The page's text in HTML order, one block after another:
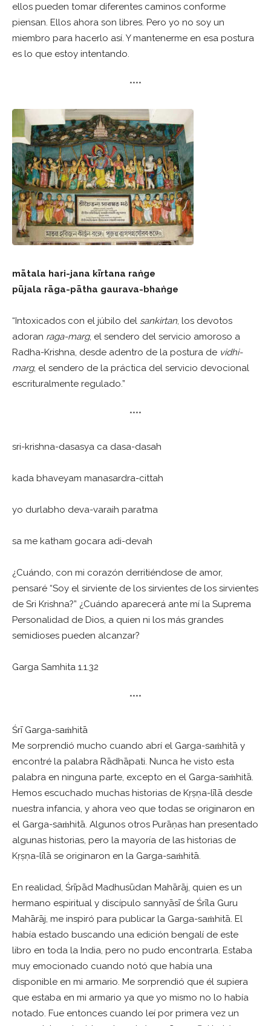
ellos pueden tomar diferentes caminos conforme
piensan. Ellos ahora son libres. Pero yo no soy un
miembro para hacerlo así. Y mantenerme en esa postura
es lo que estoy intentando.
****
mātala hari-jana kīrtana raṅge
pūjala rāga-pātha gaurava-bhaṅge
“Intoxicados con el júbilo del sankirtan, los devotos
adoran raga-marg, el sendero del servicio amoroso a
Radha-Krishna, desde adentro de la postura de vidhi-
marg, el sendero de la práctica del servicio devocional
escrituralmente regulado.”
****
sri-krishna-dasasya ca dasa-dasah
kada bhaveyam manasardra-cittah
yo durlabho deva-varaih paratma
sa me katham gocara adi-devah
¿Cuándo, con mi corazón derritiéndose de amor,
pensaré “Soy el sirviente de los sirvientes de los sirvientes
de Sri Krishna?” ¿Cuándo aparecerá ante mí la Suprema
Personalidad de Dios, a quien ni los más grandes
semidioses pueden alcanzar?
Garga Samhita 1.1.32
****
Śrī Garga-saṁhitā
Me sorprendió mucho cuando abrí el Garga-saṁhitā y
encontré la palabra Rādhāpati. Nunca he visto esta
palabra en ninguna parte, excepto en el Garga-saṁhitā.
Hemos escuchado muchas historias de Kṛṣṇa-līlā desde
nuestra infancia, y ahora veo que todas se originaron en
el Garga-saṁhitā. Algunos otros Purāṇas han presentado
algunas historias, pero la mayoría de las historias de
Kṛṣṇa-līlā se originaron en la Garga-saṁhitā.
En realidad, Śrīpād Madhusūdan Mahārāj, quien es un
hermano espiritual y discípulo sannyāsī de Śrīla Guru
Mahārāj, me inspiró para publicar la Garga-saṁhitā. El
había estado buscando una edición bengalí de este
libro en toda la India, pero no pudo encontrarla. Estaba
muy emocionado cuando notó que había una
disponible en mi armario. Me sorprendió que él supiera
que estaba en mi armario ya que yo mismo no lo había
notado. Fue entonces cuando leí por primera vez un